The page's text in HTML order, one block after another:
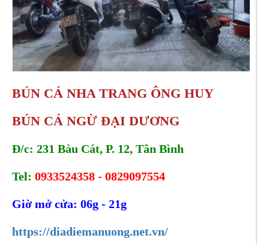
BÚN CÁ NHA TRANG ÔNG HUY
BÚN CÁ NGỪ ĐẠI DƯƠNG
Đ/c: 231 Bàu Cát, P. 12, Tân Bình
Tel: 0933524358 - 0829097554
Giờ mở cửa: 06g - 21g
https://diadiemanuong.net.vn/